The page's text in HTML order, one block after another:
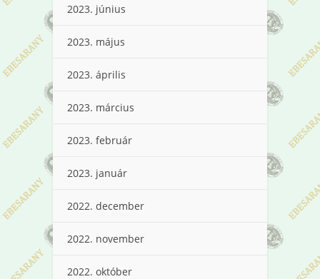
2023. június
2023. május
2023. április
2023. március
2023. február
2023. január
2022. december
2022. november
2022. október